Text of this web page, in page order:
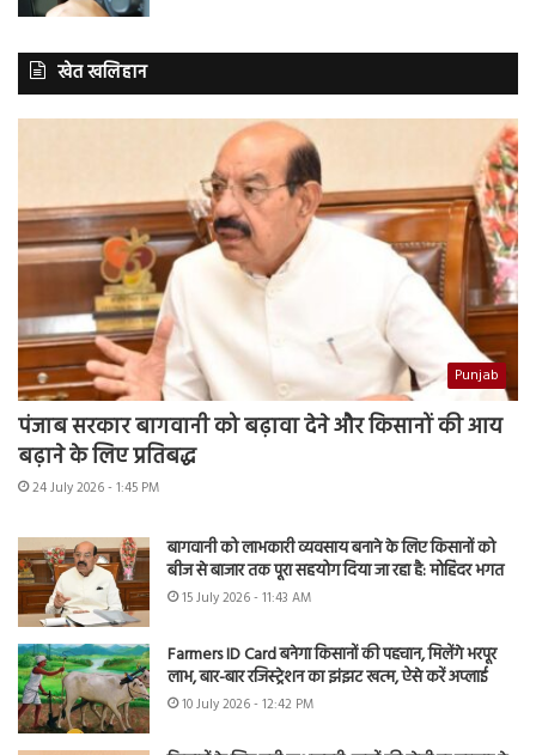
खेत खलिहान
Punjab
पंजाब सरकार बागवानी को बढ़ावा देने और किसानों की आय
बढ़ाने के लिए प्रतिबद्ध
24 July 2026 - 1:45 PM
बागवानी को लाभकारी व्यवसाय बनाने के लिए किसानों को
बीज से बाजार तक पूरा सहयोग दिया जा रहा है: मोहिंदर भगत
15 July 2026 - 11:43 AM
Farmers ID Card बनेगा किसानों की पहचान, मिलेंगे भरपूर
लाभ, बार-बार रजिस्ट्रेशन का झंझट खत्म, ऐसे करें अप्लाई
10 July 2026 - 12:42 PM